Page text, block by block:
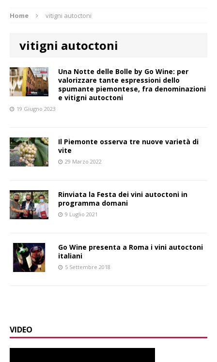
Home vitigni autoctoni
vitigni autoctoni
Una Notte delle Bolle by Go Wine: per
valorizzare tante espressioni dello
spumante piemontese, fra denominazioni
e vitigni autoctoni
19 Giugno 2023
Il Piemonte osserva tre nuove varietà di
vite
29 Marzo 2022
Rinviata la Festa dei vini autoctoni in
programma domani
9 Luglio 2021
Go Wine presenta a Roma i vini autoctoni
italiani
5 Settembre 2018
VIDEO